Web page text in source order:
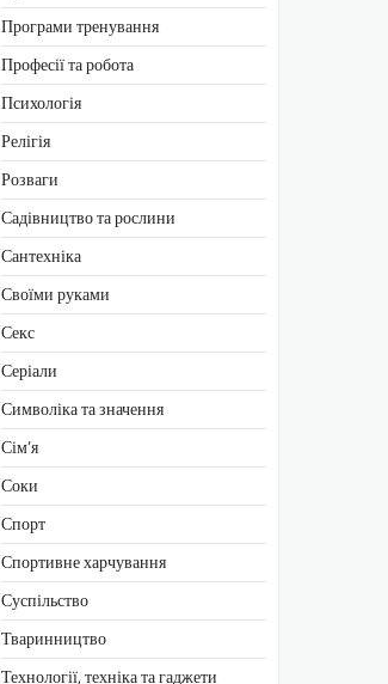
Програми тренування
Професії та робота
Психологія
Релігія
Розваги
Садівництво та рослини
Сантехніка
Своїми руками
Секс
Серіали
Символіка та значення
Сім’я
Соки
Спорт
Спортивне харчування
Суспільство
Тваринництво
Технології, техніка та гаджети